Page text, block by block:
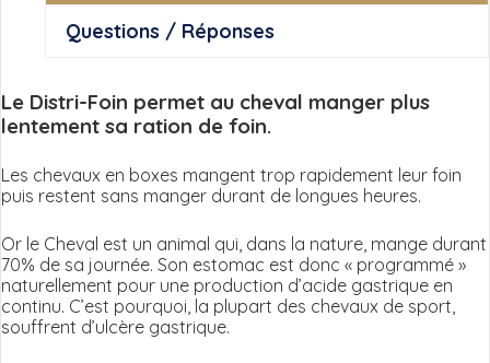
Questions / Réponses
Le Distri-Foin permet au cheval manger plus
lentement sa ration de foin.
Les chevaux en boxes mangent trop rapidement leur foin
puis restent sans manger durant de longues heures.
Or le Cheval est un animal qui, dans la nature, mange durant
70% de sa journée. Son estomac est donc « programmé »
naturellement pour une production d’acide gastrique en
continu. C’est pourquoi, la plupart des chevaux de sport,
souffrent d’ulcère gastrique.